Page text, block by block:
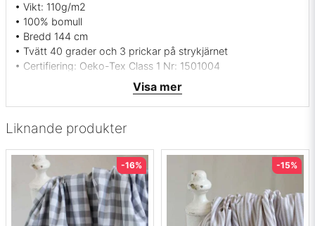
Liknande produkter
-16% -15%
• Vikt: 110g/m2
• 100% bomull
• Bredd 144 cm
• Tvätt 40 grader och 3 prickar på strykjärnet
• Certifiering: Oeko-Tex Class 1 Nr: 1501004
Visa mer